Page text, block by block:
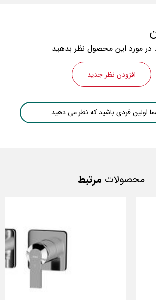
در مورد این محصول نظر بدهید
افزودن نظر جدید
اولین فردی باشید که نظر می دهید.
محصولات مرتبط